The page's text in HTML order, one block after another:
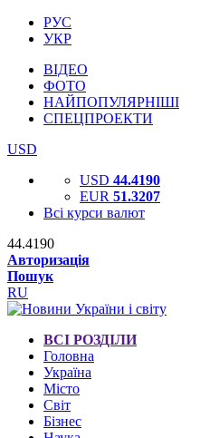
РУС
УКР
ВІДЕО
ФОТО
НАЙПОПУЛЯРНІШІ
СПЕЦПРОЕКТИ
USD
USD 44.4190
EUR 51.3207
Всі курси валют
44.4190
Авторизація
Пошук
RU
ВСІ РОЗДІЛИ
Головна
Україна
Місто
Світ
Бізнес